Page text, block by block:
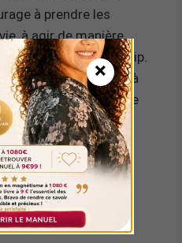
à prendre les
à agir de manière
preuve de leadership.
l’expression de soi, à
Il suggère que
vos idées et
les autres.
un message
personnelle.
×